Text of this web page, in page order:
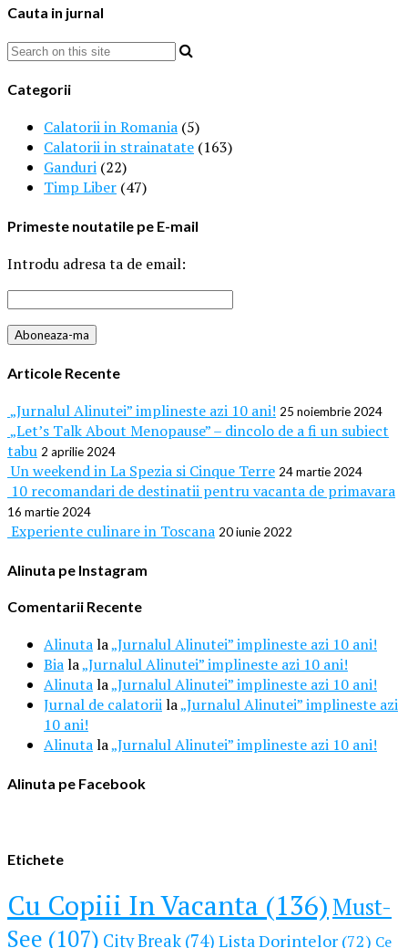
Cauta in jurnal
Categorii
Calatorii in Romania (5)
Calatorii in strainatate (163)
Ganduri (22)
Timp Liber (47)
Primeste noutatile pe E-mail
Introdu adresa ta de email:
Articole Recente
„Jurnalul Alinutei” implineste azi 10 ani! 25 noiembrie 2024
„Let’s Talk About Menopause” – dincolo de a fi un subiect
tabu 2 aprilie 2024
Un weekend in La Spezia si Cinque Terre 24 martie 2024
10 recomandari de destinatii pentru vacanta de primavara
16 martie 2024
Experiente culinare in Toscana 20 iunie 2022
Alinuta pe Instagram
Comentarii Recente
Alinutala„Jurnalul Alinutei” implineste azi 10 ani!
Biala„Jurnalul Alinutei” implineste azi 10 ani!
Alinutala„Jurnalul Alinutei” implineste azi 10 ani!
Jurnal de calatoriila„Jurnalul Alinutei” implineste azi
10 ani!
Alinutala„Jurnalul Alinutei” implineste azi 10 ani!
Alinuta pe Facebook
Etichete
Cu Copiii In Vacanta (136)Must-
See (107) City Break (74) Lista Dorintelor (72) Ce